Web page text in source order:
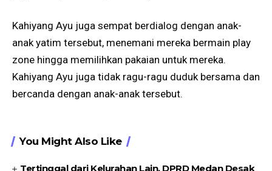
Kahiyang Ayu juga sempat berdialog dengan anak-
anak yatim tersebut, menemani mereka bermain play
zone hingga memilihkan pakaian untuk mereka.
Kahiyang Ayu juga tidak ragu-ragu duduk bersama dan
bercanda dengan anak-anak tersebut.
You Might Also Like
Tertinggal dari Kelurahan Lain, DPRD Medan Desak